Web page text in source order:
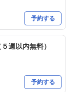
予約する
週以内無料）
予約する